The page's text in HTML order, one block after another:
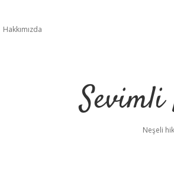
Hakkımızda
Neşeli